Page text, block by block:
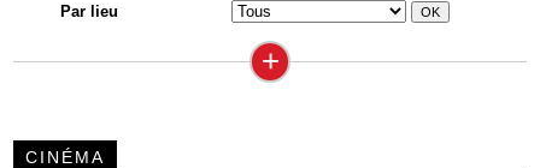
Par lieu
+
CINÉMA